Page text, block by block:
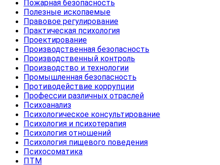
Пожарная безопасность
Полезные ископаемые
Правовое регулирование
Практическая психология
Проектирование
Производственная безопасность
Производственный контроль
Производство и технологии
Промышленная безопасность
Противодействие коррупции
Профессии различных отраслей
Психоанализ
Психологическое консультирование
Психология и психотерапия
Психология отношений
Психология пищевого поведения
Психосоматика
ПТМ